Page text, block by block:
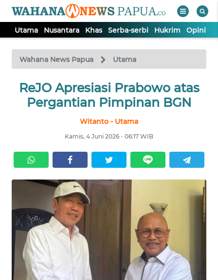
Utama Nusantara Khas Serba-serbi Hukrim Opini
Wahana News Papua Utama
ReJO Apresiasi Prabowo atas
Pergantian Pimpinan BGN
Witanto - Utama
Kamis, 4 Juni 2026 - 06:17 WIB
TV
Tutup
UTAMA
SERBA-
SERBI
HUKRIM
OPINI
PERISTIWA